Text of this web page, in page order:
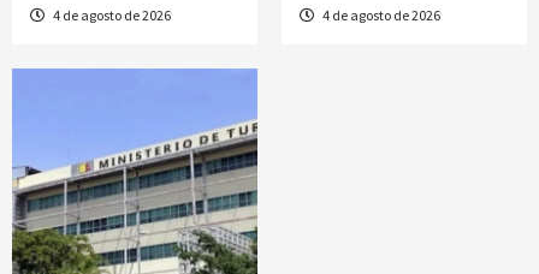
4 de agosto de 2026 4 de agosto de 2026